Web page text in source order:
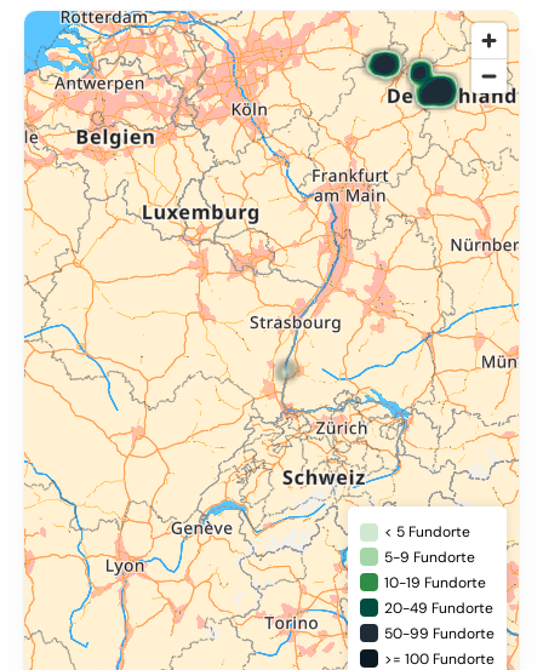
© OpenMapTiles,OpenStreetMap ,34u GmbH
< 5 Fundorte
5-9 Fundorte
10-19 Fundorte
20-49 Fundorte
50-99 Fundorte
>= 100 Fundorte